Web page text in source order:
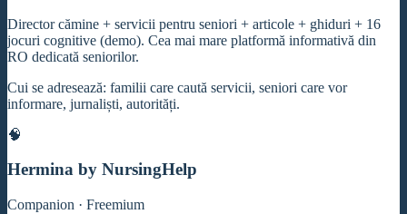
Director cămine + servicii pentru seniori + articole + ghiduri + 16
jocuri cognitive (demo). Cea mai mare platformă informativă din
RO dedicată seniorilor.
Cui se adresează: familii care caută servicii, seniori care vor
informare, jurnaliști, autorități.
🧠
Hermina by NursingHelp
Companion · Freemium